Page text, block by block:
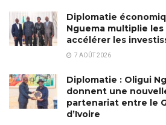
Diplomatie
Nguema multiplie
accélérer les
7 AOÛT 2026
Diplomatie : Oligui
donnent une
partenariat entre le
d’Ivoire